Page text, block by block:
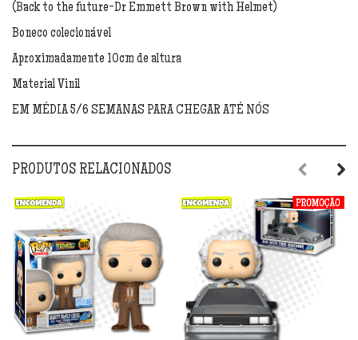
(Back to the future-Dr Emmett Brown with Helmet)
Boneco colecionável
Aproximadamente 10cm de altura
Material Vinil
EM MÉDIA 5/6 SEMANAS PARA CHEGAR ATÉ NÓS
PRODUTOS RELACIONADOS
Previous
Next